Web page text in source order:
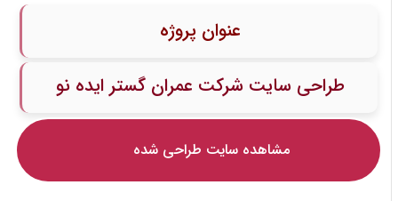
عنوان پروژه
طراحی سایت شرکت عمران گستر ایده نو
مشاهده سایت طراحی شده